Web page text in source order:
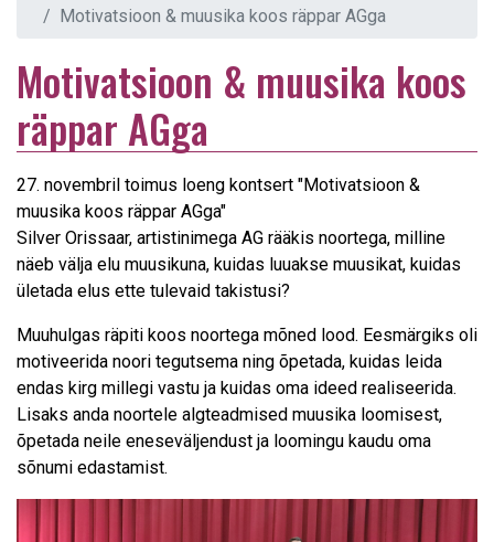
Motivatsioon & muusika koos räppar AGga
Motivatsioon & muusika koos
räppar AGga
27. novembril toimus loeng kontsert "Motivatsioon &
muusika koos räppar AGga"
Silver Orissaar, artistinimega AG rääkis noortega, milline
näeb välja elu muusikuna, kuidas luuakse muusikat, kuidas
ületada elus ette tulevaid takistusi?
Muuhulgas räpiti koos noortega mõned lood. Eesmärgiks oli
motiveerida noori tegutsema ning õpetada, kuidas leida
endas kirg millegi vastu ja kuidas oma ideed realiseerida.
Lisaks anda noortele algteadmised muusika loomisest,
õpetada neile eneseväljendust ja loomingu kaudu oma
sõnumi edastamist.